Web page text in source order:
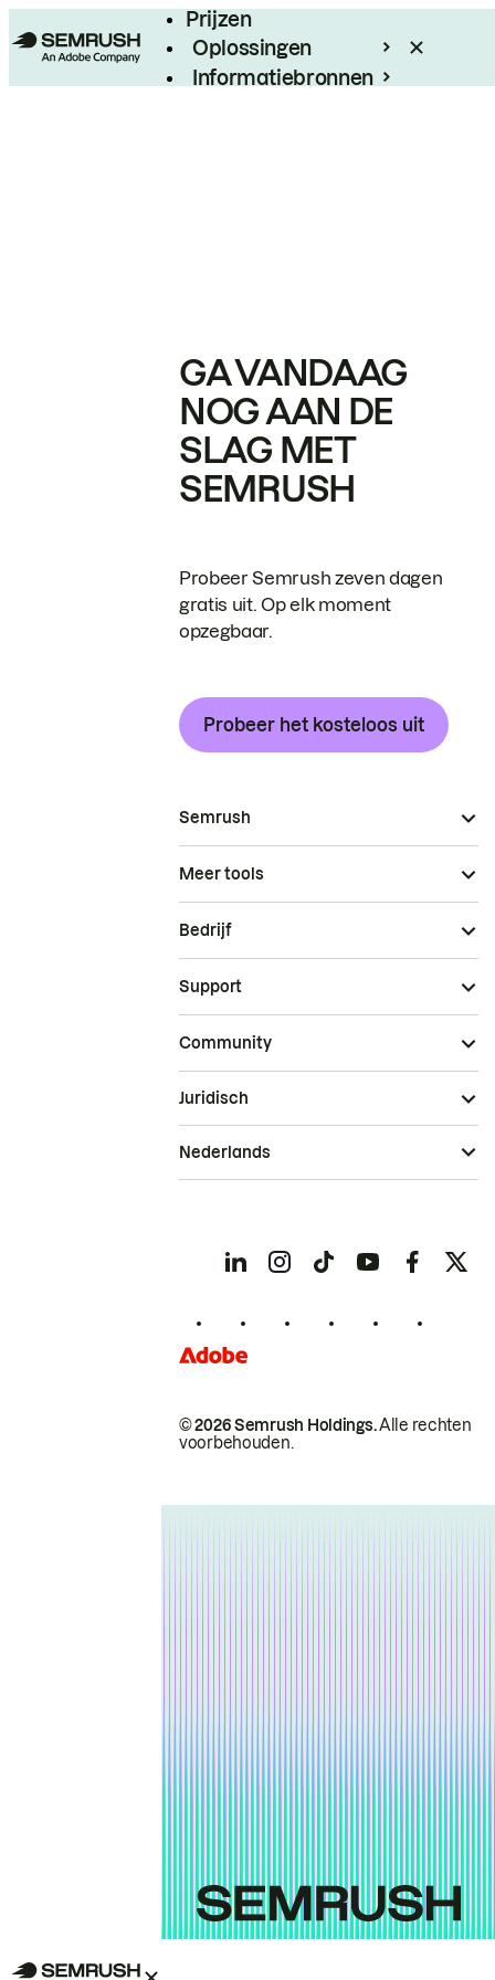
Prijzen
Oplossingen
Informatiebronnen
GA VANDAAG
NOG AAN DE
SLAG MET
SEMRUSH
Probeer Semrush zeven dagen
gratis uit. Op elk moment
opzegbaar.
Probeer het kosteloos uit
Semrush
Meer tools
Bedrijf
Support
Community
© 2026 Semrush Holdings.Alle rechten
voorbehouden.
Juridisch
Nederlands